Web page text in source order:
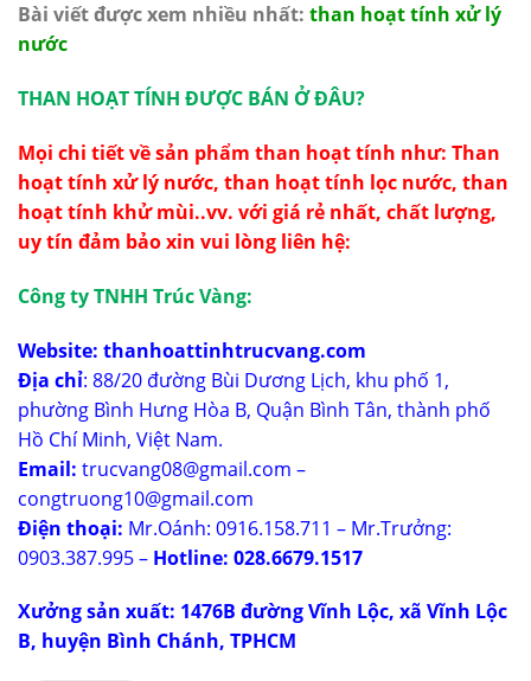
Bài viết được xem nhiều nhất: than hoạt tính xử lý
nước
THAN HOẠT TÍNH ĐƯỢC BÁN Ở ĐÂU?
Mọi chi tiết về sản phẩm than hoạt tính như: Than
hoạt tính xử lý nước, than hoạt tính lọc nước, than
hoạt tính khử mùi..vv. với giá rẻ nhất, chất lượng,
uy tín đảm bảo xin vui lòng liên hệ:
Công ty TNHH Trúc Vàng:
Website: thanhoattinhtrucvang.com
Địa chỉ: 88/20 đường Bùi Dương Lịch, khu phố 1,
phường Bình Hưng Hòa B, Quận Bình Tân, thành phố
Hồ Chí Minh, Việt Nam.
Email: trucvang08@gmail.com –
congtruong10@gmail.com
Điện thoại: Mr.Oánh: 0916.158.711 – Mr.Trưởng:
0903.387.995 – Hotline: 028.6679.1517
Xưởng sản xuất: 1476B đường Vĩnh Lộc, xã Vĩnh Lộc
B, huyện Bình Chánh, TPHCM